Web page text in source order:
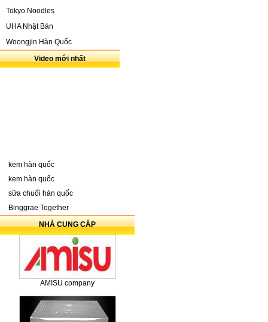
Tokyo Noodles
UHA Nhật Bản
Woongjin Hàn Quốc
Video mới nhất
kem hàn quốc
kem hàn quốc
sữa chuối hàn quốc
Binggrae Together
NHÀ CUNG CẤP
AMISU company